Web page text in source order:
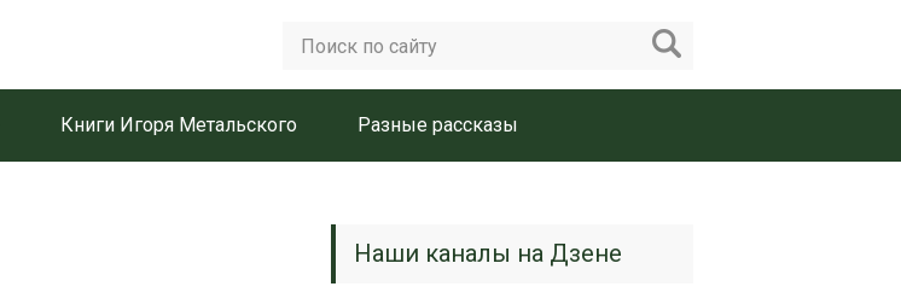
Книги Игоря Метальского Разные рассказы
Наши каналы на Дзене